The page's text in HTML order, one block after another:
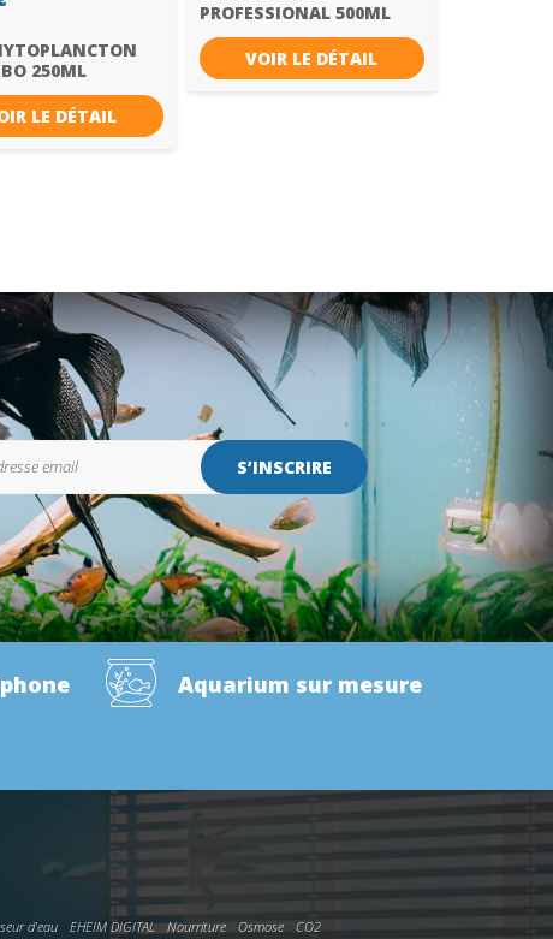
250ML
LE DÉTAIL
PROFESSIONAL 500ML
VOIR LE DÉTAIL
S’INSCRIRE
Aquarium sur mesure
d'eau EHEIM DIGITAL Nourriture Osmose CO2